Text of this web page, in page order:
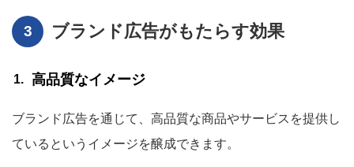
ブランド広告がもたらす効果
高品質なイメージ
ブランド広告を通じて、高品質な商品やサービスを提供し
ているというイメージを醸成できます。